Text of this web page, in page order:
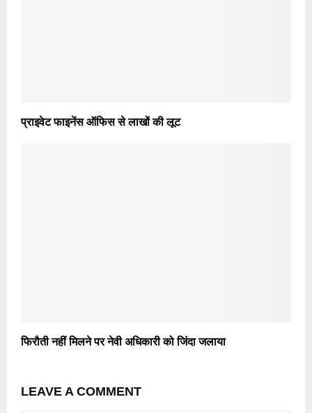
प्राइवेट फाइनेंस ऑफिस से लाखों की लूट
फिरौती नहीं मिलने पर नेवी अधिकारी को जिंदा जलाया
LEAVE A COMMENT